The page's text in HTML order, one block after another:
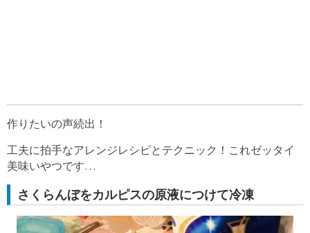
作りたいの声続出！
工夫に拍手なアレンジレシピとテクニック！これゼッタイ
美味いやつです…
さくらんぼをカルピスの原液につけて冷凍